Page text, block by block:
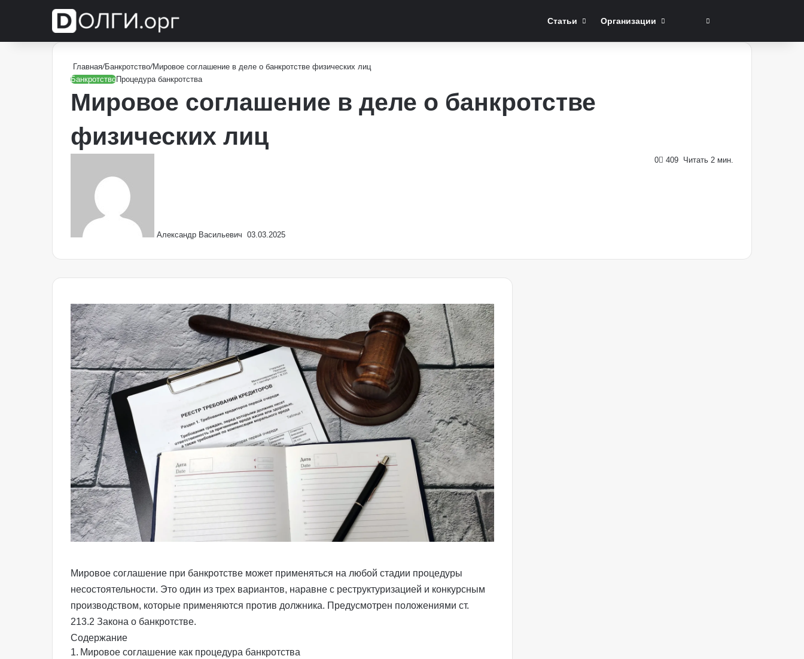
Статьи Организации
Главная/Банкротство/Мировое соглашение в деле о банкротстве физических лиц
БанкротствоПроцедура банкротства
Мировое соглашение в деле о банкротстве
физических лиц
Александр Васильевич 03.03.2025
0 409 Читать 2 мин.
Мировое соглашение при банкротстве может применяться на любой стадии процедуры
несостоятельности. Это один из трех вариантов, наравне с реструктуризацией и конкурсным
производством, которые применяются против должника. Предусмотрен положениями ст.
213.2 Закона о банкротстве.
Содержание
Мировое соглашение как процедура банкротства